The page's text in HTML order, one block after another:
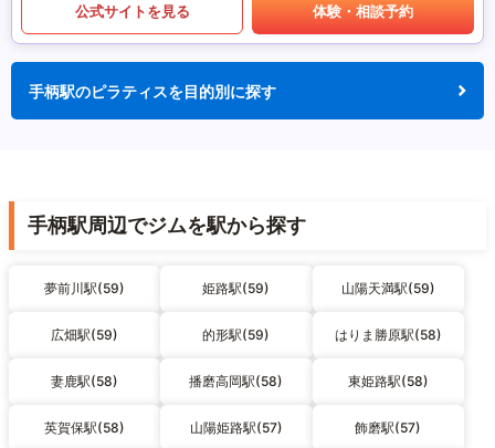
公式サイトを見る 体験・相談予約
手柄駅のピラティスを目的別に探す
手柄駅周辺でジムを駅から探す
夢前川駅(59) 姫路駅(59) 山陽天満駅(59)
広畑駅(59) 的形駅(59) はりま勝原駅(58)
妻鹿駅(58) 播磨高岡駅(58) 東姫路駅(58)
英賀保駅(58) 山陽姫路駅(57) 飾磨駅(57)